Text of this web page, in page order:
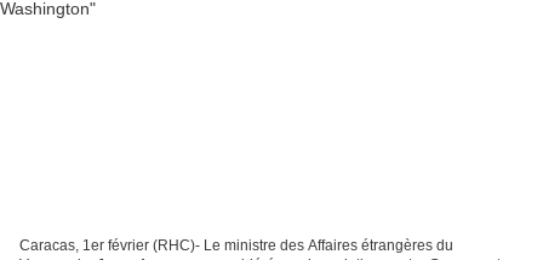
Caracas, 1er février (RHC)- Le ministre des Affaires étrangères du